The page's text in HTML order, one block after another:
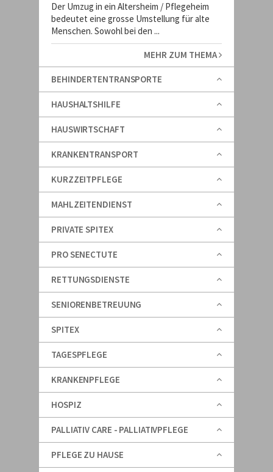
Der Umzug in ein Altersheim / Pflegeheim
bedeutet eine grosse Umstellung für alte
Menschen. Sowohl bei den ...
MEHR ZUM THEMA
BEHINDERTENTRANSPORTE
HAUSHALTSHILFE
HAUSWIRTSCHAFT
KRANKENTRANSPORT
KURZZEITPFLEGE
MAHLZEITENDIENST
PRIVATE SPITEX
PRO SENECTUTE
RETTUNGSDIENSTE
SENIORENBETREUUNG
SPITEX
TAGESPFLEGE
KRANKENPFLEGE
HOSPIZ
PALLIATIV CARE - PALLIATIVPFLEGE
PFLEGE ZU HAUSE